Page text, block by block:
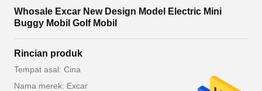
Whosale Excar New Design Model Electric Mini
Buggy Mobil Golf Mobil
Rincian produk
Tempat asal: Cina
Nama merek: Excar